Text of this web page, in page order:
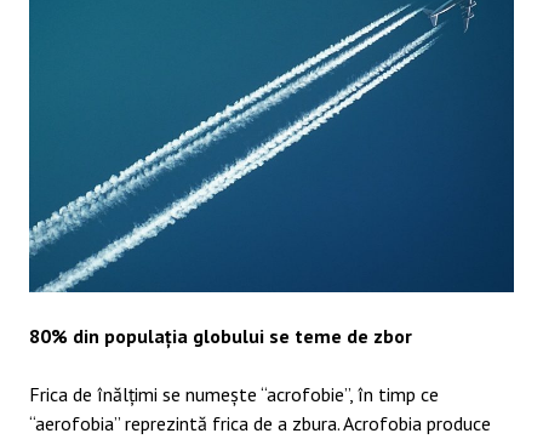
80% din populația globului se teme de zbor
Frica de înălțimi se numește “acrofobie”, în timp ce
“aerofobia” reprezintă frica de a zbura. Acrofobia produce